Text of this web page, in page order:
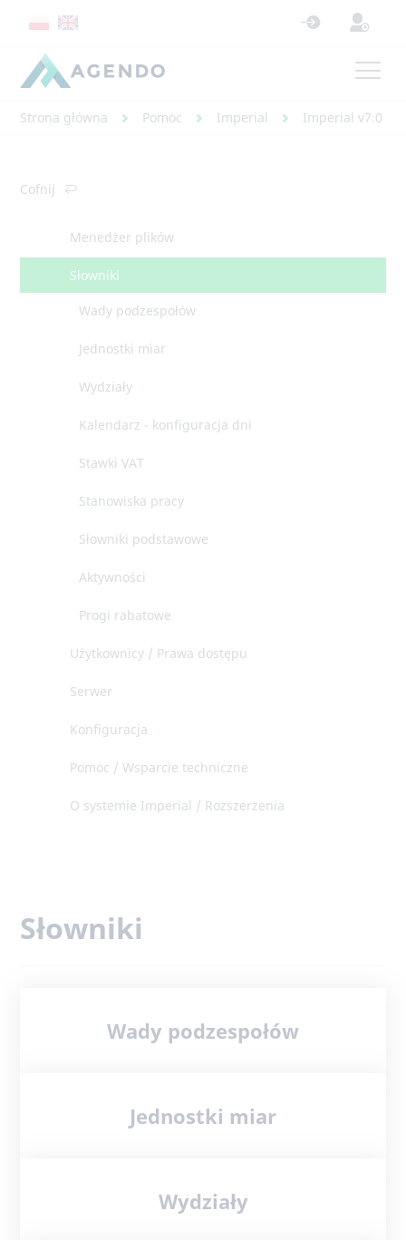
Strona główna Pomoc Imperial Imperial v7.0 -
Cofnij
Menedżer plików
Słowniki
Wady podzespołów
Jednostki miar
Wydziały
Kalendarz - konfiguracja dni
Stawki VAT
Stanowiska pracy
Słowniki podstawowe
Aktywności
Progi rabatowe
Użytkownicy / Prawa dostępu
Serwer
Konfiguracja
Pomoc / Wsparcie techniczne
O systemie Imperial / Rozszerzenia
Słowniki
Wady podzespołów
Jednostki miar
Wydziały